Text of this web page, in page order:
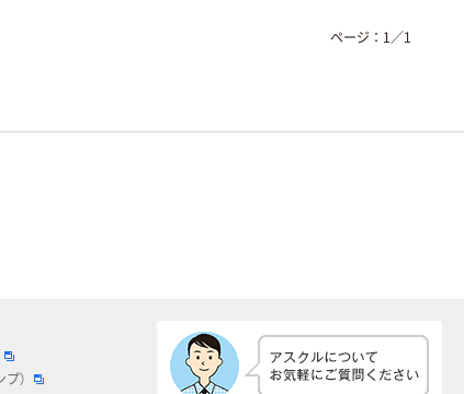
ページ： 1 ／1
）